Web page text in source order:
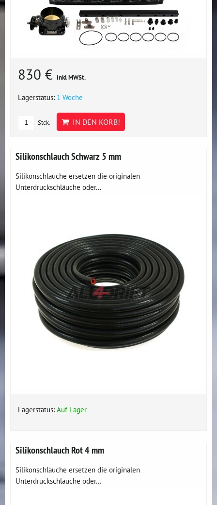
830 € inkl MWSt.
Lagerstatus: 1 Woche
Stck. IN DEN KORB!
Silikonschlauch Schwarz 5 mm
Silikonschläuche ersetzen die originalen
Unterdruckschläuche oder...
Lagerstatus: Auf Lager
Silikonschlauch Rot 4 mm
Silikonschläuche ersetzen die originalen
Unterdruckschläuche oder...